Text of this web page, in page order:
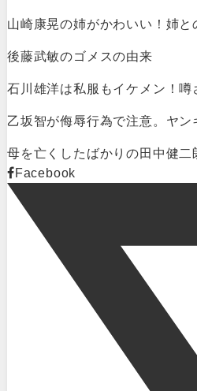
山崎康晃の姉がかわいい！姉と
後藤武敏のゴメスの由来
石川雄洋は私服もイケメン！噂
乙坂智が侮辱行為で注意。ヤン
母を亡くしたばかりの田中健
Facebook